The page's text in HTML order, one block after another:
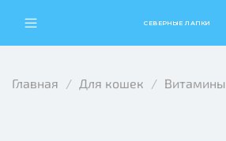
СЕВЕРНЫЕ ЛАПКИ
Главная Для кошек Витамины